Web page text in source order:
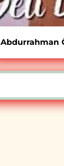
Abdurrahman